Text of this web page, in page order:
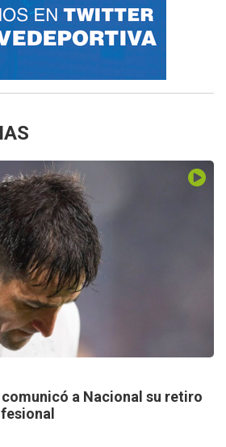
a Nacional su retiro